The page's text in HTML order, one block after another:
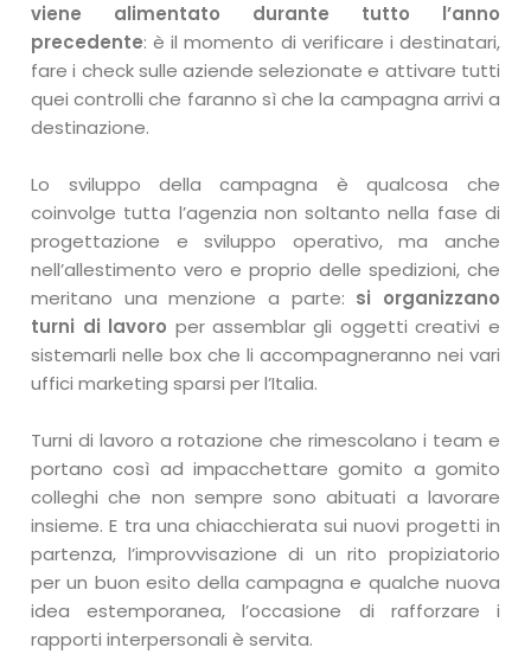
viene alimentato durante tutto l’anno
precedente: è il momento di verificare i destinatari,
fare i check sulle aziende selezionate e attivare tutti
quei controlli che faranno sì che la campagna arrivi a
destinazione.
Lo sviluppo della campagna è qualcosa che
coinvolge tutta l’agenzia non soltanto nella fase di
progettazione e sviluppo operativo, ma anche
nell’allestimento vero e proprio delle spedizioni, che
meritano una menzione a parte: si organizzano
turni di lavoro per assemblar gli oggetti creativi e
sistemarli nelle box che li accompagneranno nei vari
uffici marketing sparsi per l’Italia.
Turni di lavoro a rotazione che rimescolano i team e
portano così ad impacchettare gomito a gomito
colleghi che non sempre sono abituati a lavorare
insieme. E tra una chiacchierata sui nuovi progetti in
partenza, l’improvvisazione di un rito propiziatorio
per un buon esito della campagna e qualche nuova
idea estemporanea, l’occasione di rafforzare i
rapporti interpersonali è servita.